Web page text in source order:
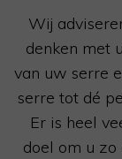
Wij
denken met
van uw serre
serre tot dé
Er is heel
doel om u